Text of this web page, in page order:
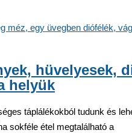
hüvelyesek,
helyük
táplálékokból tudunk és
sokféle étel megtalálható a